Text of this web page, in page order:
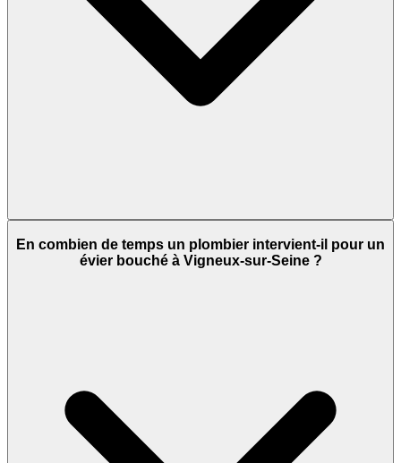
En combien de temps un plombier intervient-il pour un
évier bouché à Vigneux-sur-Seine ?